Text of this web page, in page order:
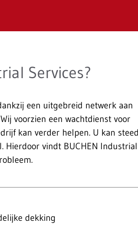
Services?
een uitgebreid netwerk aan
voorzien een wachtdienst voor
kan verder helpen. U kan
vindt BUCHEN Industrial
dekking